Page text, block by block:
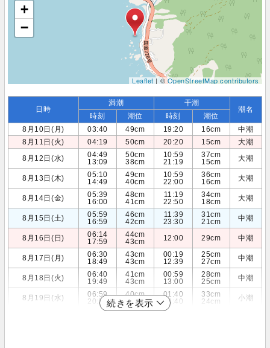
+
−
Leaflet| ©OpenStreetMap contributors
日時
満潮 干潮
潮名
時刻 潮位 時刻
潮位
8月10日(月)
03:40 49cm 19:20 16cm
中潮
8月11日(火)
04:19 50cm 20:20 15cm
大潮
8月12日(水)
04:49
13:09
50cm
38cm
10:59
21:19
37cm
15cm
大潮
8月13日(木)
05:10
14:49
49cm
40cm
10:59
22:00
36cm
16cm
大潮
8月14日(金)
05:39
16:00
48cm
41cm
11:19
22:50
34cm
18cm
大潮
8月15日(土)
05:59
16:59
46cm
42cm
11:39
23:30
31cm
21cm
中潮
8月16日(日)
06:14
17:59
44cm
43cm
12:00 29cm 中潮
8月17日(月)
06:30
18:49
43cm
43cm
00:19
12:39
25cm
27cm
中潮
8月18日(火)
06:40
19:49
41cm
43cm
00:59
13:00
28cm
25cm
中潮
8月19日(水)
06:59
20:59
40cm
42cm
01:40
13:40
33cm
24cm
小潮
続きを表示